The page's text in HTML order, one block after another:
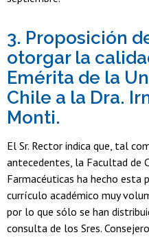
3. Proposición
otorgar la
Emérita de la
Chile a la Dra.
Monti.
El Sr. Rector indica que, tal
antecedentes, la Facultad de
Farmacéuticas ha hecho esta
currículo académico muy
por lo que sólo se han
consulta de los Sres.